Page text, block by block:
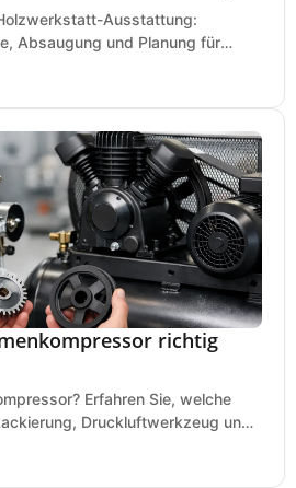
Ausstattung:
Absaugung und Planung für
richtig
Erfahren Sie, welche
Druckluftwerkzeug und